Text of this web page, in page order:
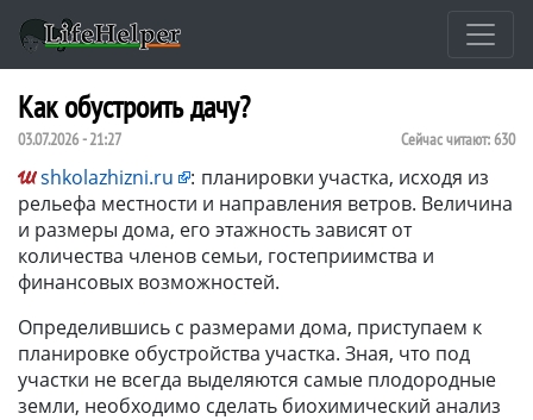
Как обустроить дачу?
03.07.2026 - 21:27 Сейчас читают:630
shkolazhizni.ru : планировки участка, исходя из
рельефа местности и направления ветров. Величина
и размеры дома, его этажность зависят от
количества членов семьи, гостеприимства и
финансовых возможностей.
Определившись с размерами дома, приступаем к
планировке обустройства участка. Зная, что под
участки не всегда выделяются самые плодородные
земли, необходимо сделать биохимический анализ